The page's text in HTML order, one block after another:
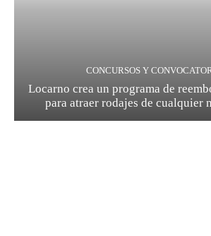
CONCURSOS Y
Locarno crea un programa de
para atraer rodajes de cualquier